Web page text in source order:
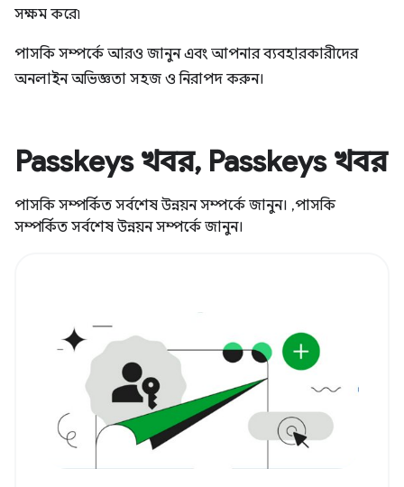
সক্ষম করে৷
পাসকি সম্পর্কে আরও জানুন এবং আপনার ব্যবহারকারীদের
অনলাইন অভিজ্ঞতা সহজ ও নিরাপদ করুন।
Passkeys খবর, Passkeys খবর
পাসকি সম্পর্কিত সর্বশেষ উন্নয়ন সম্পর্কে জানুন। ,পাসকি
সম্পর্কিত সর্বশেষ উন্নয়ন সম্পর্কে জানুন।